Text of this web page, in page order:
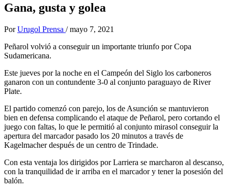
Gana, gusta y golea
Por Urugol Prensa / mayo 7, 2021
Peñarol volvió a conseguir un importante triunfo por Copa
Sudamericana.
Este jueves por la noche en el Campeón del Siglo los carboneros
ganaron con un contundente 3-0 al conjunto paraguayo de River
Plate.
El partido comenzó con parejo, los de Asunción se mantuvieron
bien en defensa complicando el ataque de Peñarol, pero cortando el
juego con faltas, lo que le permitió al conjunto mirasol conseguir la
apertura del marcador pasado los 20 minutos a través de
Kagelmacher después de un centro de Trindade.
Con esta ventaja los dirigidos por Larriera se marcharon al descanso,
con la tranquilidad de ir arriba en el marcador y tener la posesión del
balón.